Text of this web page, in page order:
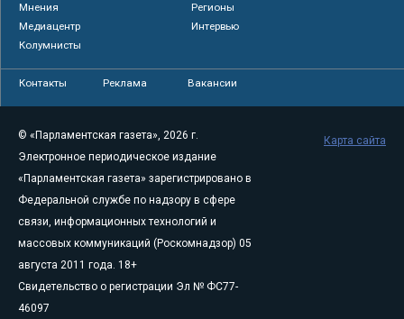
Мнения
Регионы
Медиацентр
Интервью
Колумнисты
Контакты Реклама Вакансии
© «Парламентская газета», 2026 г.
Электронное периодическое издание
«Парламентская газета» зарегистрировано в
Федеральной службе по надзору в сфере
связи, информационных технологий и
массовых коммуникаций (Роскомнадзор) 05
августа 2011 года. 18+
Свидетельство о регистрации Эл № ФС77-
46097
Карта сайта